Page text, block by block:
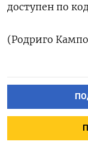
доступен по
(Родриго